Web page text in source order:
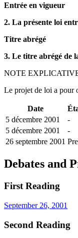
Entrée en vigueur
2. La présente loi
Titre abrégé
3. Le titre abrégé de
NOTE
Le projet de loi a pour
Date
5 décembre 2001
-
5 décembre 2001
-
26 septembre 2001
Debates and
First Reading
September 26, 2001
Second Reading